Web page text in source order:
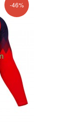
-46%